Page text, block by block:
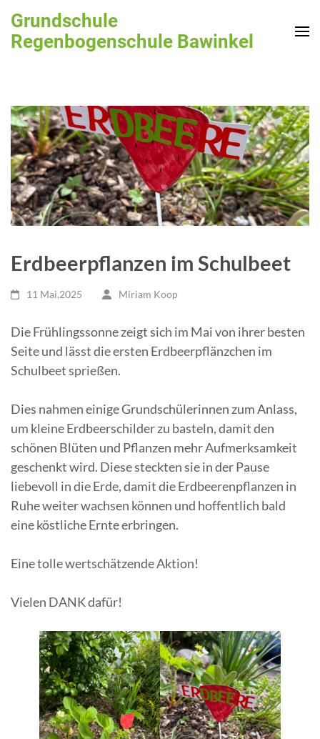
Inhalt
springen
Grundschule
Regenbogenschule Bawinkel
Erdbeerpflanzen im Schulbeet
11 Mai,2025 Miriam Koop
Die Frühlingssonne zeigt sich im Mai von ihrer besten
Seite und lässt die ersten Erdbeerpflänzchen im
Schulbeet sprießen.
Dies nahmen einige Grundschülerinnen zum Anlass,
um kleine Erdbeerschilder zu basteln, damit den
schönen Blüten und Pflanzen mehr Aufmerksamkeit
geschenkt wird. Diese steckten sie in der Pause
liebevoll in die Erde, damit die Erdbeerenpflanzen in
Ruhe weiter wachsen können und hoffentlich bald
eine köstliche Ernte erbringen.
Eine tolle wertschätzende Aktion!
Vielen DANK dafür!